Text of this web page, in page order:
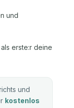
und
erste:r deine
und
kostenlos